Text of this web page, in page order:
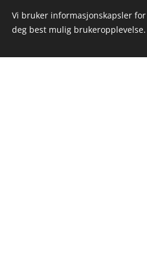
Vi bruker informasjonskapsler
deg best mulig brukeropplevelse.